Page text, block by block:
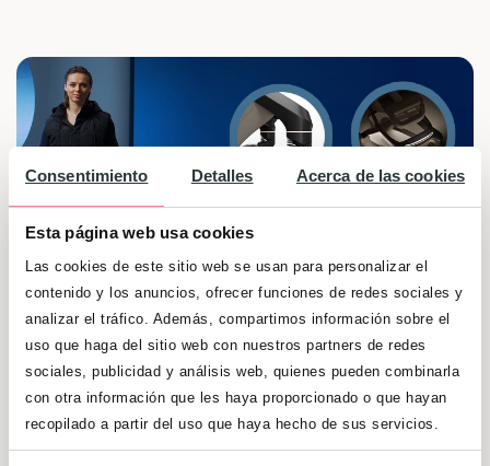
Consentimiento Detalles Acerca de las cookies
Esta página web usa cookies
Las cookies de este sitio web se usan para personalizar el
contenido y los anuncios, ofrecer funciones de redes sociales y
analizar el tráfico. Además, compartimos información sobre el
uso que haga del sitio web con nuestros partners de redes
sociales, publicidad y análisis web, quienes pueden combinarla
con otra información que les haya proporcionado o que hayan
recopilado a partir del uso que haya hecho de sus servicios.
Estupendo sorteo en el que el ganador se
llevará una fantástica Silla de Paseo Fame